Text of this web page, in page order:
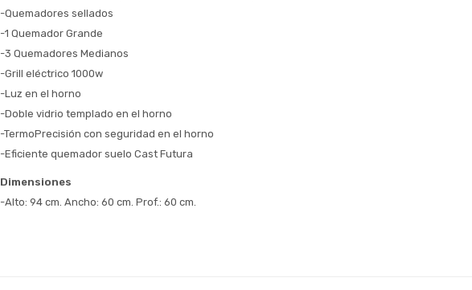
-Quemadores sellados
-1 Quemador Grande
-3 Quemadores Medianos
-Grill eléctrico 1000w
-Luz en el horno
-Doble vidrio templado en el horno
-TermoPrecisión con seguridad en el horno
-Eficiente quemador suelo Cast Futura
Dimensiones
-Alto: 94 cm. Ancho: 60 cm. Prof.: 60 cm.